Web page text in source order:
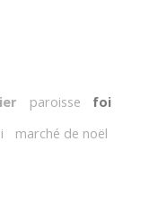
paroisse
foi
marché de noël